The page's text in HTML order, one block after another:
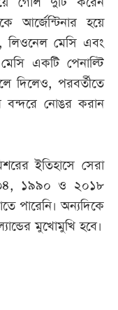
আর্জেন্টিনার হয়ে
লিওনেল মেসি এবং
একটি পেনাল্টি
দিলেও, পরবর্তীতে
বন্দরে নোঙর করান
ইতিহাসে সেরা
১৯৯০ ও ২০১৮
পারেনি। অন্যদিকে
মুখোমুখি হবে।